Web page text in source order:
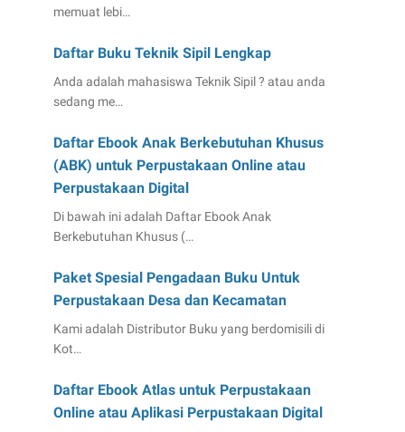
memuat lebi…
Daftar Buku Teknik Sipil Lengkap
Anda adalah mahasiswa Teknik Sipil ? atau anda
sedang me…
Daftar Ebook Anak Berkebutuhan Khusus
(ABK) untuk Perpustakaan Online atau
Perpustakaan Digital
Di bawah ini adalah Daftar Ebook Anak
Berkebutuhan Khusus (…
Paket Spesial Pengadaan Buku Untuk
Perpustakaan Desa dan Kecamatan
Kami adalah Distributor Buku yang berdomisili di
Kot…
Daftar Ebook Atlas untuk Perpustakaan
Online atau Aplikasi Perpustakaan Digital